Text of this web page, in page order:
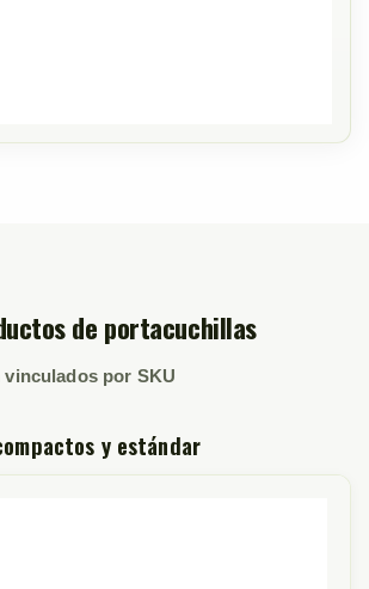
de portacuchillas
por SKU
y estándar